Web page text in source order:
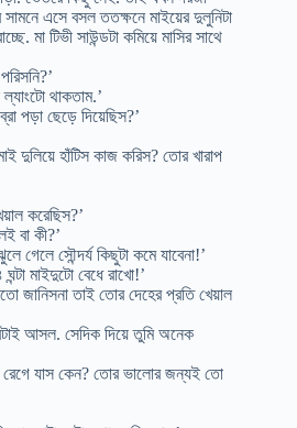
সামনে এসে বসল ততক্ষনে মাইয়ের দুলুনিটা
মা টিভী সাউন্ডটা কমিয়ে মাসির সাথে
থাকতাম.’
পড়া ছেড়ে দিয়েছিস?’
দুলিয়ে হাঁটিস কাজ করিস? তোর খারাপ
করেছিস?’
বা কী?’
গেলে সৌন্দর্য কিছুটা কমে যাবেনা!’
মাইদুটো বেধে রাখো!’
জানিসনা তাই তোর দেহের প্রতি খেয়াল
আসল. সেদিক দিয়ে তুমি অনেক
যাস কেন? তোর ভালোর জন্যই তো